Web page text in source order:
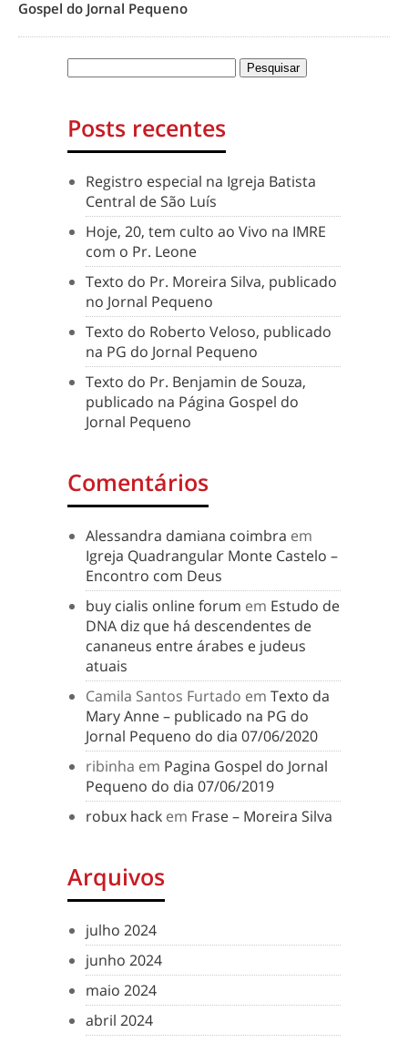
Gospel do Jornal Pequeno
Posts recentes
Registro especial na Igreja Batista
Central de São Luís
Hoje, 20, tem culto ao Vivo na IMRE
com o Pr. Leone
Texto do Pr. Moreira Silva, publicado
no Jornal Pequeno
Texto do Roberto Veloso, publicado
na PG do Jornal Pequeno
Texto do Pr. Benjamin de Souza,
publicado na Página Gospel do
Jornal Pequeno
Comentários
Alessandra damiana coimbra em
Igreja Quadrangular Monte Castelo –
Encontro com Deus
buy cialis online forum em Estudo de
DNA diz que há descendentes de
cananeus entre árabes e judeus
atuais
Camila Santos Furtado em Texto da
Mary Anne – publicado na PG do
Jornal Pequeno do dia 07/06/2020
ribinha em Pagina Gospel do Jornal
Pequeno do dia 07/06/2019
robux hack em Frase – Moreira Silva
Arquivos
julho 2024
junho 2024
maio 2024
abril 2024